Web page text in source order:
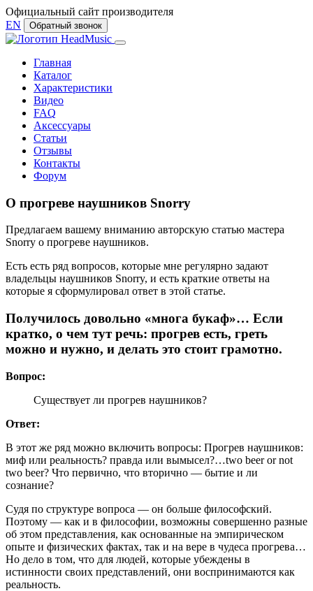
Официальный сайт производителя
EN
Обратный звонок
Главная
Каталог
Характеристики
Видео
FAQ
Аксессуары
Статьи
Отзывы
Контакты
Форум
О прогреве наушников Snorry
Предлагаем вашему вниманию авторскую статью мастера
Snorry о прогреве наушников.
Есть есть ряд вопросов, которые мне регулярно задают
владельцы наушников Snorry, и есть краткие ответы на
которые я сформулировал ответ в этой статье.
Получилось довольно «многа букаф»… Если
кратко, о чем тут речь: прогрев есть, греть
можно и нужно, и делать это стоит грамотно.
Вопрос:
Существует ли прогрев наушников?
Ответ:
В этот же ряд можно включить вопросы: Прогрев наушников:
миф или реальность? правда или вымысел?…two beer or not
two beer? Что первично, что вторично — бытие и ли
сознание?
Судя по структуре вопроса — он больше философский.
Поэтому — как и в философии, возможны совершенно разные
об этом представления, как основанные на эмпирическом
опыте и физических фактах, так и на вере в чудеса прогрева…
Но дело в том, что для людей, которые убеждены в
истинности своих представлений, они воспринимаются как
реальность.